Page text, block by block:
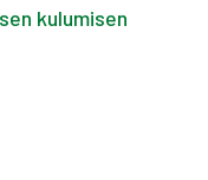
kulumisen